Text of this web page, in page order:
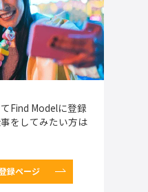
Find Modelに登録
をしてみたい方は
録ページ